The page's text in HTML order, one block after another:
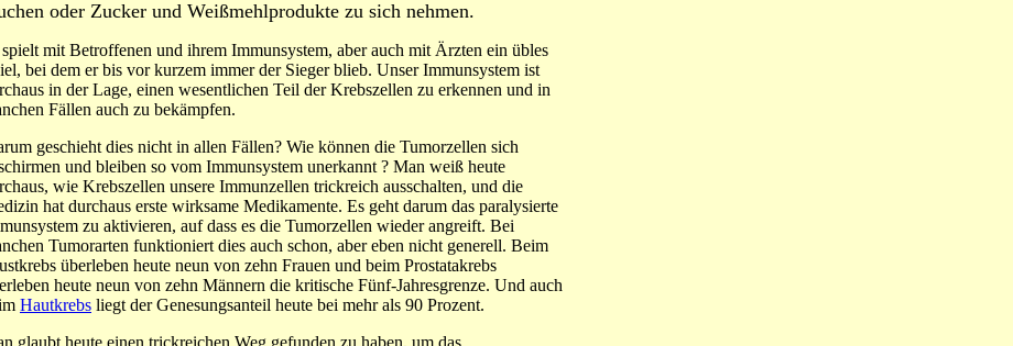
oder Zucker und Weißmehlprodukte zu sich nehmen.
mit Betroffenen und ihrem Immunsystem, aber auch mit Ärzten ein übles
bei dem er bis vor kurzem immer der Sieger blieb. Unser Immunsystem ist
in der Lage, einen wesentlichen Teil der Krebszellen zu erkennen und in
Fällen auch zu bekämpfen.
geschieht dies nicht in allen Fällen? Wie können die Tumorzellen sich
und bleiben so vom Immunsystem unerkannt ? Man weiß heute
wie Krebszellen unsere Immunzellen trickreich ausschalten, und die
hat durchaus erste wirksame Medikamente. Es geht darum das paralysierte
zu aktivieren, auf dass es die Tumorzellen wieder angreift. Bei
Tumorarten funktioniert dies auch schon, aber eben nicht generell. Beim
überleben heute neun von zehn Frauen und beim Prostatakrebs
heute neun von zehn Männern die kritische Fünf-Jahresgrenze. Und auch
Hautkrebs liegt der Genesungsanteil heute bei mehr als 90 Prozent.
glaubt heute einen trickreichen Weg gefunden zu haben, um das